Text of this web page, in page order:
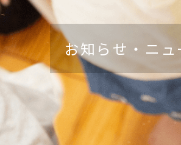
お知らせ・ニ